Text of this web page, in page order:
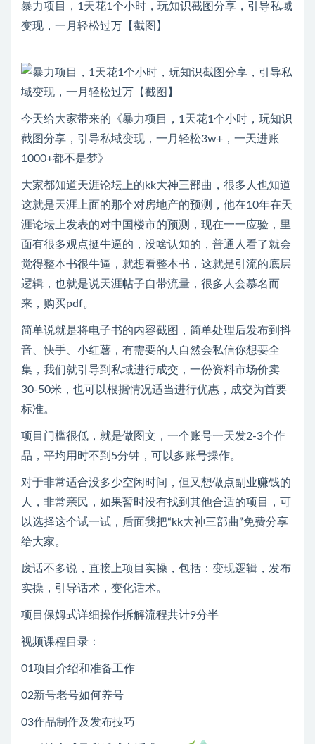
暴力项目，1天花1个小时，玩知识截图分享，引导私域
变现，一月轻松过万【截图】
今天给大家带来的《暴力项目，1天花1个小时，玩知识
截图分享，引导私域变现，一月轻松3w+，一天进账
1000+都不是梦》
大家都知道天涯论坛上的kk大神三部曲，很多人也知道
这就是天涯上面的那个对房地产的预测，他在10年在天
涯论坛上发表的对中国楼市的预测，现在一一应验，里
面有很多观点挺牛逼的，没啥认知的，普通人看了就会
觉得整本书很牛逼，就想看整本书，这就是引流的底层
逻辑，也就是说天涯帖子自带流量，很多人会慕名而
来，购买pdf。
简单说就是将电子书的内容截图，简单处理后发布到抖
音、快手、小红薯，有需要的人自然会私信你想要全
集，我们就引导到私域进行成交，一份资料市场价卖
30-50米，也可以根据情况适当进行优惠，成交为首要
标准。
项目门槛很低，就是做图文，一个账号一天发2-3个作
品，平均用时不到5分钟，可以多账号操作。
对于非常适合没多少空闲时间，但又想做点副业赚钱的
人，非常亲民，如果暂时没有找到其他合适的项目，可
以选择这个试一试，后面我把“kk大神三部曲”免费分享
给大家。
废话不多说，直接上项目实操，包括：变现逻辑，发布
实操，引导话术，变化话术。
项目保姆式详细操作拆解流程共计9分半
视频课程目录：
01项目介绍和准备工作
02新号老号如何养号
03作品制作及发布技巧